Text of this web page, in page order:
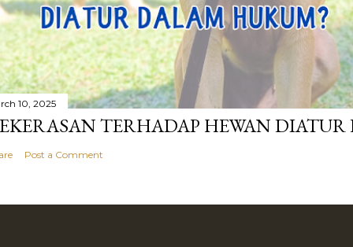
10, 2025
TERHADAP HEWAN
Post a Comment